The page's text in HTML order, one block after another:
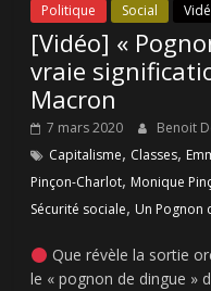
Politique Social
[Vidéo] «
vraie
Macron
7 mars 2020 Benoit
Capitalisme, Classes,
Pinçon-Charlot, Monique
Sécurité sociale, Un Pognon
Que révèle la sortie
le « pognon de dingue »